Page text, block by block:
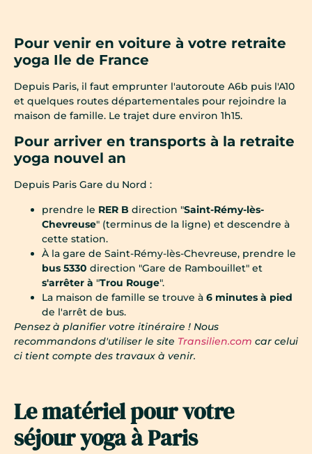
Pour venir en voiture à votre retraite
yoga Ile de France
Depuis Paris, il faut emprunter l'autoroute A6b puis l'A10
et quelques routes départementales pour rejoindre la
maison de famille. Le trajet dure environ 1h15.
Pour arriver en transports à la retraite
yoga nouvel an
Depuis Paris Gare du Nord :
prendre le RER B direction "Saint-Rémy-lès-
Chevreuse" (terminus de la ligne) et descendre à
cette station.
À la gare de Saint-Rémy-lès-Chevreuse, prendre le
bus 5330 direction "Gare de Rambouillet" et
s'arrêter à "Trou Rouge".
La maison de famille se trouve à 6 minutes à pied
de l'arrêt de bus.
Pensez à planifier votre itinéraire ! Nous
recommandons d'utiliser le site Transilien.com car celui
ci tient compte des travaux à venir.
Le matériel pour votre
séjour yoga à Paris